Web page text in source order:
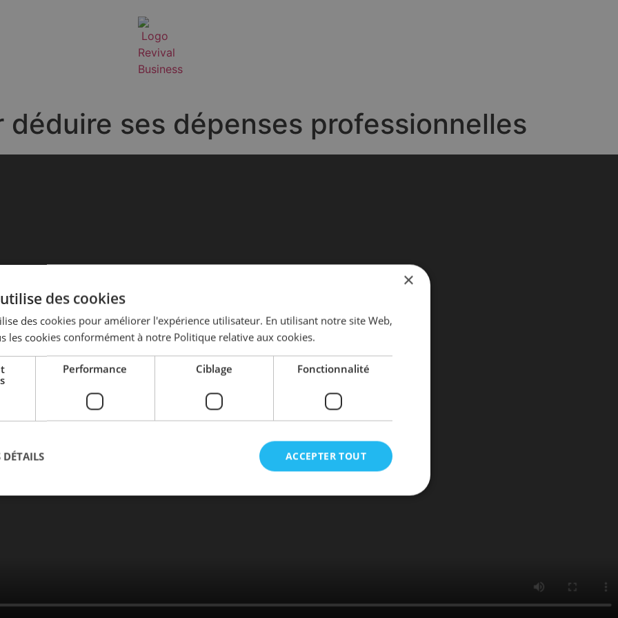
ses dépenses professionnelles
×
des cookies
des cookies pour améliorer l'expérience utilisateur. En utilisant notre site Web,
les cookies conformément à notre Politique relative aux cookies.
Performance Ciblage Fonctionnalité
ACCEPTER TOUT
DÉTAILS